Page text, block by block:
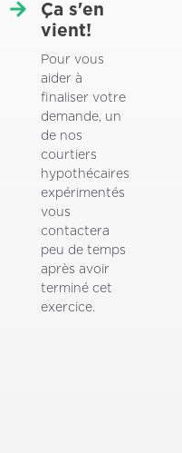
Ça s'en
vient!
Pour vous
aider à
finaliser votre
demande, un
de nos
courtiers
hypothécaires
expérimentés
vous
contactera
peu de temps
après avoir
terminé cet
exercice.